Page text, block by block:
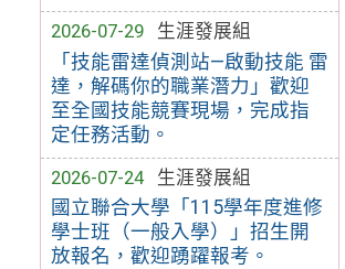
2026-07-29
生涯發展組
「技能雷達偵測站—啟動技能 雷
達，解碼你的職業潛力」歡迎
至全國技能競賽現場，完成指
定任務活動。
2026-07-24
生涯發展組
國立聯合大學「115學年度進修
學士班（一般入學）」招生開
放報名，歡迎踴躍報考。